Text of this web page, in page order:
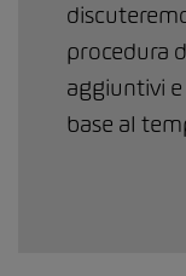
procedura
aggiuntivi
base al